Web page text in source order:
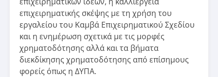
επιχειρηματικής σκέψης με τη χρήση του
εργαλείου του Καμβά Επιχειρηματικού Σχεδίου
και η ενημέρωση σχετικά με τις μορφές
χρηματοδότησης αλλά και τα βήματα
διεκδίκησης χρηματοδότησης από επίσημους
φορείς όπως η ΔΥΠΑ.